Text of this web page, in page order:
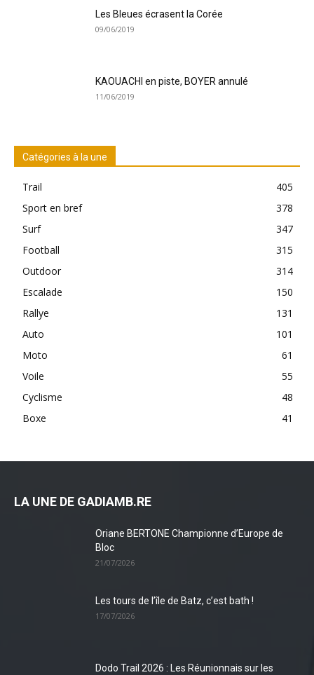
Les Bleues écrasent la Corée
09/06/2019
KAOUACHI en piste, BOYER annulé
11/06/2019
Catégories à la une
Trail
405
Sport en bref
378
Surf
347
Football
315
Outdoor
314
Escalade
150
Rallye
131
Auto
101
Moto
61
Voile
55
Cyclisme
48
Boxe
41
LA UNE DE GADIAMB.RE
Oriane BERTONE Championne d’Europe de
Bloc
21/07/2026
Les tours de l’île de Batz, c’est bath !
17/07/2026
Dodo Trail 2026 : Les Réunionnais sur les